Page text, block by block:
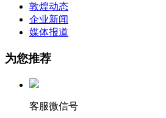
敦煌动态
企业新闻
媒体报道
为您推荐
客服微信号